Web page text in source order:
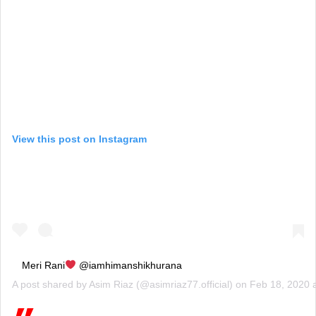
View this post on Instagram
Meri Rani
@iamhimanshikhurana
A post shared by Asim Riaz (@asimriaz77.official) on Feb 18, 2020